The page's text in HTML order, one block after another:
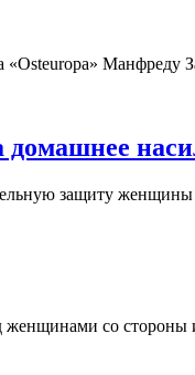
«Osteuropa» Манфреду
домашнее
защиту женщины
женщинами со стороны